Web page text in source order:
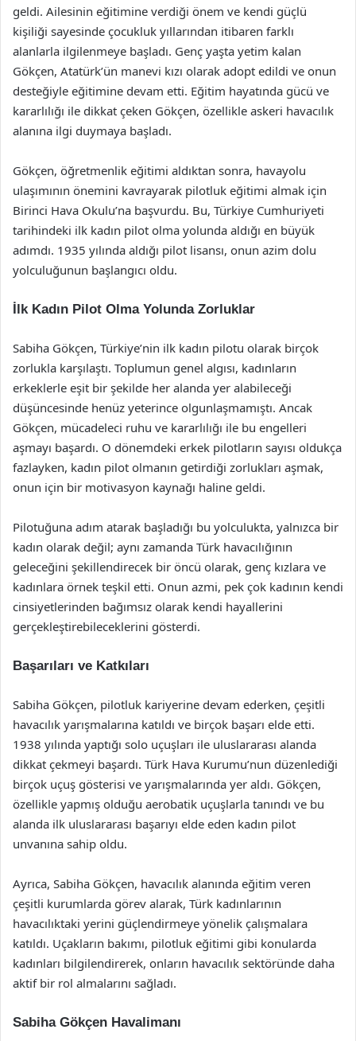
geldi. Ailesinin eğitimine verdiği önem ve kendi güçlü
kişiliği sayesinde çocukluk yıllarından itibaren farklı
alanlarla ilgilenmeye başladı. Genç yaşta yetim kalan
Gökçen, Atatürk’ün manevi kızı olarak adopt edildi ve onun
desteğiyle eğitimine devam etti. Eğitim hayatında gücü ve
kararlılığı ile dikkat çeken Gökçen, özellikle askeri havacılık
alanına ilgi duymaya başladı.
Gökçen, öğretmenlik eğitimi aldıktan sonra, havayolu
ulaşımının önemini kavrayarak pilotluk eğitimi almak için
Birinci Hava Okulu’na başvurdu. Bu, Türkiye Cumhuriyeti
tarihindeki ilk kadın pilot olma yolunda aldığı en büyük
adımdı. 1935 yılında aldığı pilot lisansı, onun azim dolu
yolculuğunun başlangıcı oldu.
İlk Kadın Pilot Olma Yolunda Zorluklar
Sabiha Gökçen, Türkiye’nin ilk kadın pilotu olarak birçok
zorlukla karşılaştı. Toplumun genel algısı, kadınların
erkeklerle eşit bir şekilde her alanda yer alabileceği
düşüncesinde henüz yeterince olgunlaşmamıştı. Ancak
Gökçen, mücadeleci ruhu ve kararlılığı ile bu engelleri
aşmayı başardı. O dönemdeki erkek pilotların sayısı oldukça
fazlayken, kadın pilot olmanın getirdiği zorlukları aşmak,
onun için bir motivasyon kaynağı haline geldi.
Pilotuğuna adım atarak başladığı bu yolculukta, yalnızca bir
kadın olarak değil; aynı zamanda Türk havacılığının
geleceğini şekillendirecek bir öncü olarak, genç kızlara ve
kadınlara örnek teşkil etti. Onun azmi, pek çok kadının kendi
cinsiyetlerinden bağımsız olarak kendi hayallerini
gerçekleştirebileceklerini gösterdi.
Başarıları ve Katkıları
Sabiha Gökçen, pilotluk kariyerine devam ederken, çeşitli
havacılık yarışmalarına katıldı ve birçok başarı elde etti.
1938 yılında yaptığı solo uçuşları ile uluslararası alanda
dikkat çekmeyi başardı. Türk Hava Kurumu’nun düzenlediği
birçok uçuş gösterisi ve yarışmalarında yer aldı. Gökçen,
özellikle yapmış olduğu aerobatik uçuşlarla tanındı ve bu
alanda ilk uluslararası başarıyı elde eden kadın pilot
unvanına sahip oldu.
Ayrıca, Sabiha Gökçen, havacılık alanında eğitim veren
çeşitli kurumlarda görev alarak, Türk kadınlarının
havacılıktaki yerini güçlendirmeye yönelik çalışmalara
katıldı. Uçakların bakımı, pilotluk eğitimi gibi konularda
kadınları bilgilendirerek, onların havacılık sektöründe daha
aktif bir rol almalarını sağladı.
Sabiha Gökçen Havalimanı